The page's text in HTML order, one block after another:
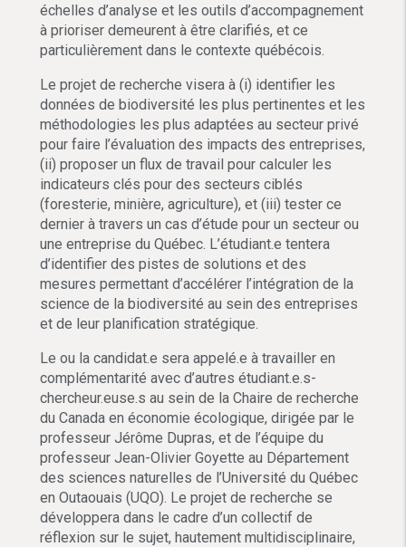
échelles d’analyse et les outils d’accompagnement
à prioriser demeurent à être clarifiés, et ce
particulièrement dans le contexte québécois.
Le projet de recherche visera à (i) identifier les
données de biodiversité les plus pertinentes et les
méthodologies les plus adaptées au secteur privé
pour faire l’évaluation des impacts des entreprises,
(ii) proposer un flux de travail pour calculer les
indicateurs clés pour des secteurs ciblés
(foresterie, minière, agriculture), et (iii) tester ce
dernier à travers un cas d’étude pour un secteur ou
une entreprise du Québec. L’étudiant.e tentera
d’identifier des pistes de solutions et des
mesures permettant d’accélérer l’intégration de la
science de la biodiversité au sein des entreprises
et de leur planification stratégique.
Le ou la candidat.e sera appelé.e à travailler en
complémentarité avec d’autres étudiant.e.s-
chercheur.euse.s au sein de la Chaire de recherche
du Canada en économie écologique, dirigée par le
professeur Jérôme Dupras, et de l’équipe du
professeur Jean-Olivier Goyette au Département
des sciences naturelles de l’Université du Québec
en Outaouais (UQO). Le projet de recherche se
développera dans le cadre d’un collectif de
réflexion sur le sujet, hautement multidisciplinaire,